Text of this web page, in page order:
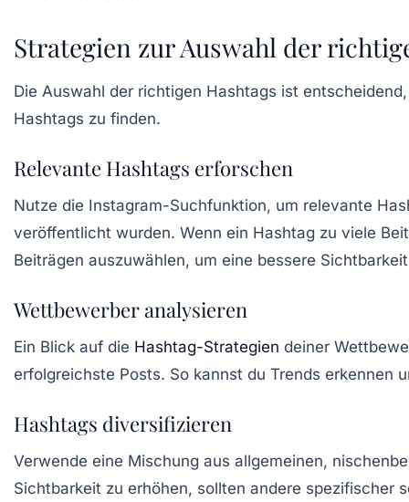
Strategien zur Auswahl der
Die Auswahl der richtigen Hashtags ist
Hashtags zu finden.
Relevante Hashtags erforschen
Nutze die Instagram-Suchfunktion, um relevante
veröffentlicht wurden. Wenn ein Hashtag zu viele
Beiträgen auszuwählen, um eine bessere
Wettbewerber analysieren
Ein Blick auf die Hashtag-Strategien deiner
erfolgreichste Posts. So kannst du Trends erkennen
Hashtags diversifizieren
Verwende eine Mischung aus allgemeinen,
Sichtbarkeit zu erhöhen, sollten andere spezifischer